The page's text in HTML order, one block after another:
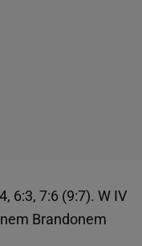
6:3, 7:6 (9:7). W IV
Brandonem